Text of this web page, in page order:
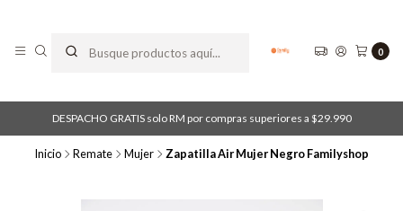
0
DESPACHO GRATIS solo RM por compras superiores a $29.990
Inicio Remate Mujer Zapatilla Air Mujer Negro Familyshop